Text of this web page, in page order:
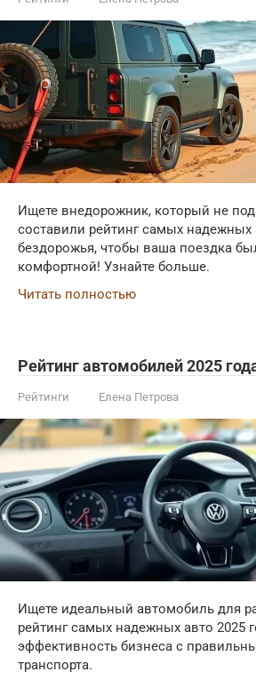
Ищете внедорожник, который не
составили рейтинг самых
бездорожья, чтобы ваша поездка
комфортной! Узнайте больше.
Читать полностью
Рейтинг автомобилей 2025
Рейтинги Елена Петрова
Ищете идеальный автомобиль для
рейтинг самых надежных авто 2025
эффективность бизнеса с
транспорта.